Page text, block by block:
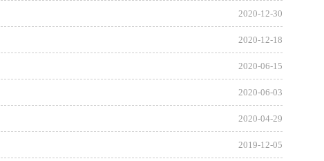
2020-12-30
2020-12-18
2020-06-15
2020-06-03
2020-04-29
2019-12-05